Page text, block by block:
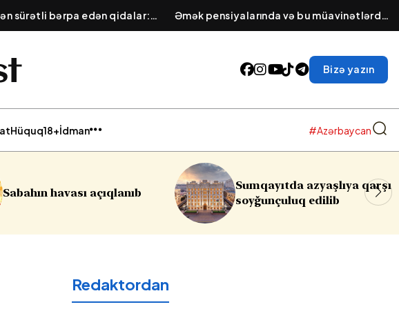
sürətli bərpa edən qidalar:
üçün təbii məhsullar
Əmək pensiyalarında və bu müavinətlərdə
ARTIM OLACAQ - Deputat AÇIQLADI
Bizə yazın
Hüquq18+İdman #Azərbaycan
Sumqayıtda azyaşlıya qarşı
soyğunçuluq edilib
Rəsmi Bakıdan İsrailə
reaksiya:
Redaktordan